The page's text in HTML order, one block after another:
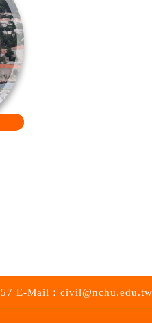
E-Mail：civil@nchu.edu.tw